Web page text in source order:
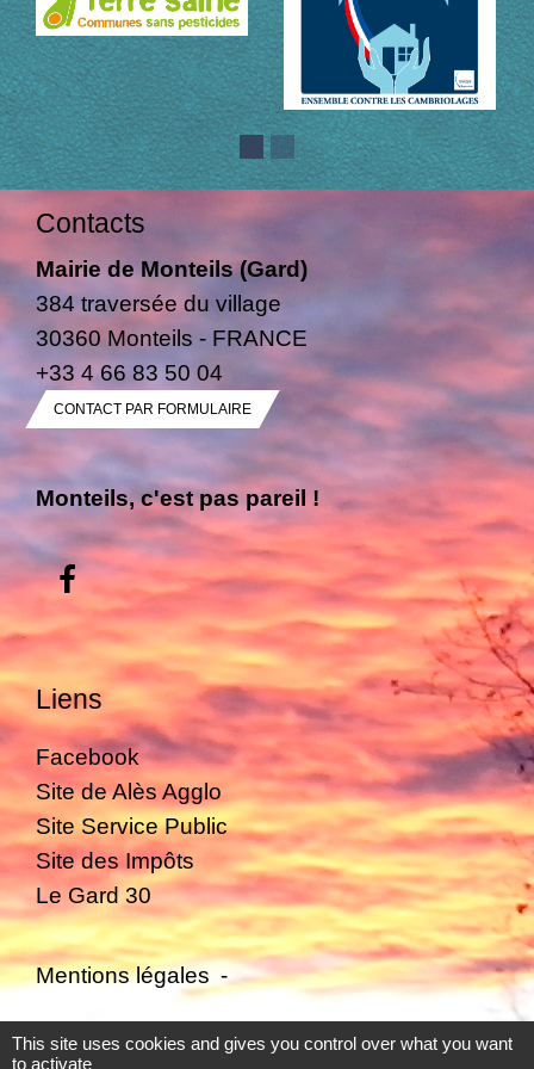
Contacts
Mairie de Monteils (Gard)
384 traversée du village
30360 Monteils - FRANCE
+33 4 66 83 50 04
CONTACT PAR FORMULAIRE
Monteils, c'est pas pareil !
Liens
Facebook
Site de Alès Agglo
Site Service Public
Site des Impôts
Le Gard 30
Mentions légales -
Politique de confidentialité - Accessibilité -
This site uses cookies and gives you control over what you want
to activate